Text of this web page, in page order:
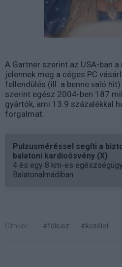
A Gartner szerint az USA-ban
jelennek meg a céges PC
fellendülés (ill. a benne való
szerint egész 2004-ben 187
gyártók, ami 13.9 százalékkal
forgalmat.
Pulzusméréssel segíti a
balatoni kardioösvény (X)
4 és egy 8 km-es
Balatonalmádiban.
Címkék: #fókusz #közélet